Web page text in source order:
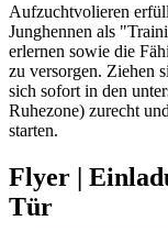
Aufzuchtvolieren
Junghennen als
erlernen sowie die
zu versorgen. Ziehen
sich sofort in den
Ruhezone) zurecht
starten.
Flyer |
Tür